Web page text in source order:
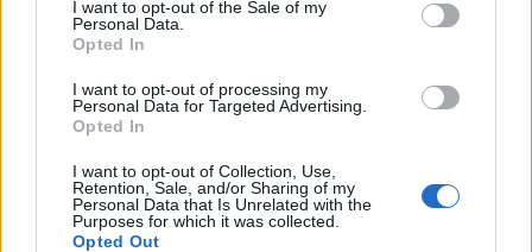
I want to opt-out of the Sale of my
Personal Data.
Opted In
I want to opt-out of processing my
Personal Data for Targeted Advertising.
Opted In
I want to opt-out of Collection, Use,
Retention, Sale, and/or Sharing of my
Personal Data that Is Unrelated with the
Purposes for which it was collected.
Opted Out
fókuszban és persze az ő hatása, szerepe az
apartheidellenes mozgalomban
Irodalom és zenerovatunkban egy novella szerepel
az Music TV magyarországi beindulásáról és ennek
Profülben aBëlga-MC,Bauxitfejti meg aMigos
új albumát